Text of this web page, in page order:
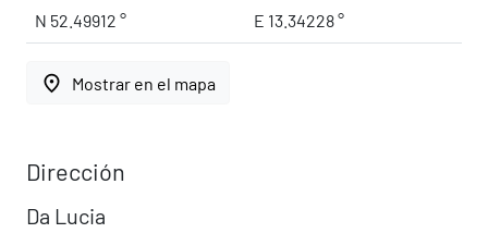
N 52.49912 ° E 13.34228 °
place Mostrar en el mapa
Dirección
Da Lucia